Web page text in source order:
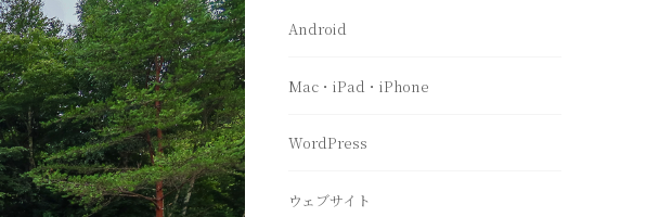
Android
Mac・iPad・iPhone
WordPress
ウェブサイト